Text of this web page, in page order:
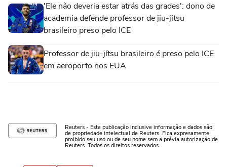
'Ele não deveria estar atrás das grades': dono de
academia defende professor de jiu-jítsu
brasileiro preso pelo ICE
Professor de jiu-jítsu brasileiro é preso pelo ICE
em aeroporto nos EUA
Reuters - Esta publicação inclusive informação e dados são
de propriedade intelectual de Reuters. Fica expresamente
proibido seu uso ou de seu nome sem a prévia autorização de
Reuters. Todos os direitos reservados.